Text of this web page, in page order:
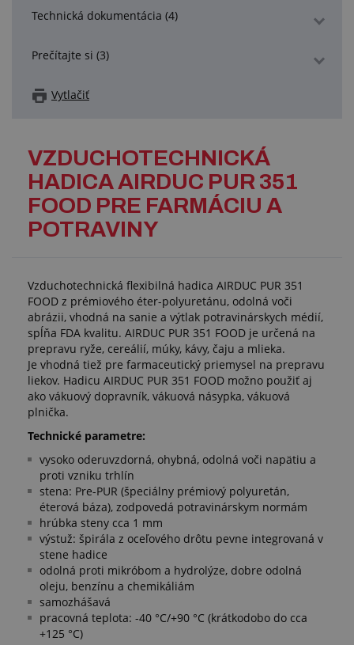
Technická dokumentácia (4)
Prečítajte si (3)
Vytlačiť
VZDUCHOTECHNICKÁ
HADICA AIRDUC PUR 351
FOOD PRE FARMÁCIU A
POTRAVINY
Vzduchotechnická flexibilná hadica AIRDUC PUR 351
FOOD z prémiového éter-polyuretánu, odolná voči
abrázii, vhodná na sanie a výtlak potravinárskych médií,
spĺňa FDA kvalitu. AIRDUC PUR 351 FOOD je určená na
prepravu ryže, cereálií, múky, kávy, čaju a mlieka.
Je vhodná tiež pre farmaceutický priemysel na prepravu
liekov. Hadicu AIRDUC PUR 351 FOOD možno použiť aj
ako vákuový dopravník, vákuová násypka, vákuová
plnička.
Technické parametre:
vysoko oderuvzdorná, ohybná, odolná voči napätiu a
proti vzniku trhlín
stena: Pre-PUR (špeciálny prémiový polyuretán,
éterová báza), zodpovedá potravinárskym normám
hrúbka steny cca 1 mm
výstuž: špirála z oceľového drôtu pevne integrovaná v
stene hadice
odolná proti mikróbom a hydrolýze, dobre odolná
oleju, benzínu a chemikáliám
samozhášavá
pracovná teplota: -40 °C/+90 °C (krátkodobo do cca
+125 °C)